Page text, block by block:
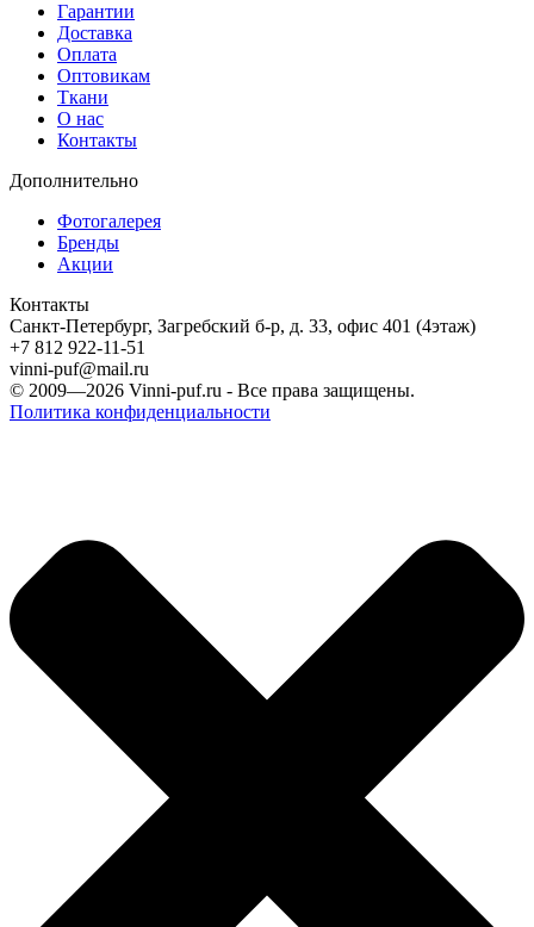
Гарантии
Доставка
Оплата
Оптовикам
Ткани
О нас
Контакты
Дополнительно
Фотогалерея
Бренды
Акции
Контакты
Санкт-Петербург, Загребский б-р, д. 33, офис 401 (4этаж)
+7 812 922-11-51
vinni-puf@mail.ru
© 2009—2026 Vinni-puf.ru - Все права защищены.
Политика конфиденциальности